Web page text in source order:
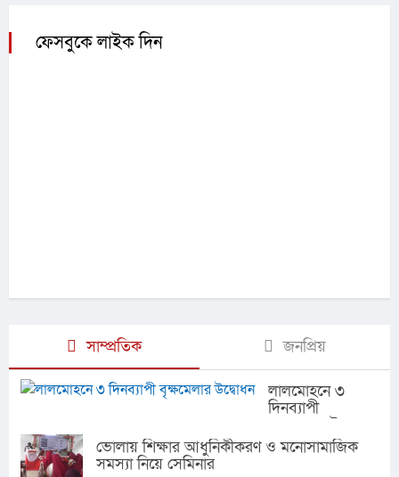
ফেসবুকে লাইক দিন
সাম্প্রতিক জনপ্রিয়
লালমোহনে ৩
দিনব্যাপী
বৃক্ষমেলার উদ্বোধন
ভোলায় শিক্ষার আধুনিকীকরণ ও মনোসামাজিক
সমস্যা নিয়ে সেমিনার